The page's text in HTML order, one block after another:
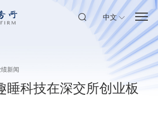
中文
新闻
睡科技在深交所创业板